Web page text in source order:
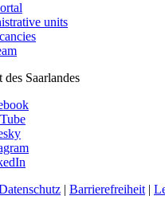
units
Saarlandes
| Barrierefreiheit |